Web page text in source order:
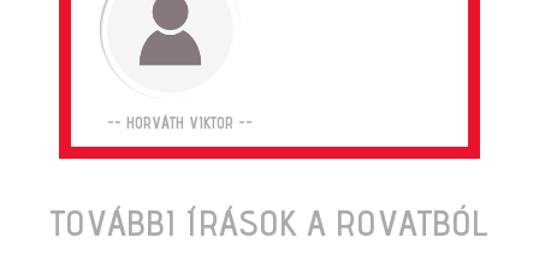
-- HORVÁTH VIKTOR --
TOVÁBBI ÍRÁSOK A ROVATBÓL